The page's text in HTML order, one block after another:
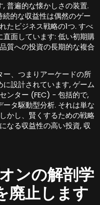
普遍的な懐かしさの装置.
的な収益性は偶然のゲー
たビジネス戦略の1つ. すべ
面しています: 低い初期購
質への投資の長期的な複合
ー、つまりアーケードの所
設計されています, ゲーム
ンター (FEC) - 包括的で,
タ駆動型分析. それは単な
かし、賢くするための戦略
なる収益性の高い投資, 収
ンの解剖学
廃止します